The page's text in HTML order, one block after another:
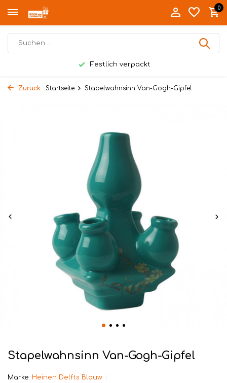
0
Festlich verpackt
Zurück Startseite Stapelwahnsinn Van-Gogh-Gipfel
Stapelwahnsinn Van-Gogh-Gipfel
Marke: Heinen Delfts Blauw